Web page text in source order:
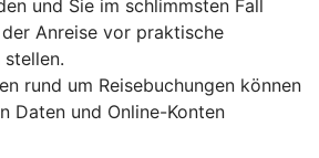
und Sie im schlimmsten Fall
Anreise vor praktische
rund um Reisebuchungen können
Daten und Online-Konten